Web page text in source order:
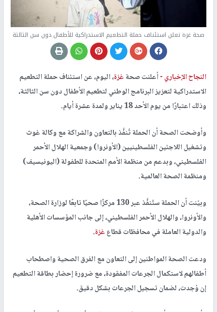
صحة غزة تعلن استئناف حملة التطعيم الاستدراكية للأطفال دون سن الثالثة
النجاح الإخباري -أعلنت صحةغزة، اليوم، عن استئناف حملة التطعيم
الاستدراكية لتعزيز البرنامج الوطني لتطعيم الأطفال دون سن الثالثة،
وذلك اعتبارًا من يوم الأحد 18 يناير ولمدة عشرة أيام.
وأوضحت الصحة أن الحملة تُنفَّذ بالتعاون والشراكة مع وكالة غوث
وتشغيل اللاجئين الفلسطينيين (الأونروا) وجمعية الهلال الأحمر
الفلسطيني، وبدعم من منظمة الأمم المتحدة للطفولة (اليونيسيف)
ومنظمة الصحة العالمية.
وبيّنت أن الحملة ستُنفَّذ عبر 130 مركزًا صحيًا تابعًا لوزارة الصحة،
والأونروا، والهلال الأحمر الفلسطيني، إلى جانب المؤسسات الأهلية
والدولية العاملة في محافظات قطاعغزة.
ودعت الصحة المواطنين إلى التعاون مع الفرق الصحية واصطحاب
أطفالهم لاستكمال الجرعات المفقودة، مع ضرورة إحضار بطاقة التطعيم
إن وُجدت، لضمان تسجيل الجرعات بشكل دقيق.